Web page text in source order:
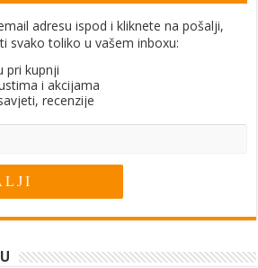
adresu ispod i kliknete na pošalji,
svako toliko u vašem inboxu:
pri kupnji
i akcijama
recenzije